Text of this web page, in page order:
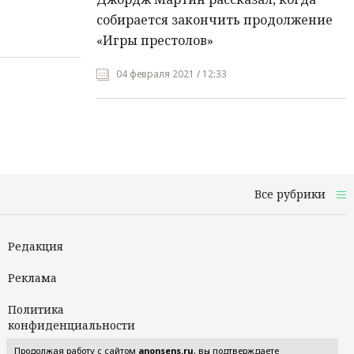
собирается закончить продолжение
«Игры престолов»
04 февраля 2021 / 12:33
Все рубрики
Редакция
Реклама
Политика
конфиденциальности
Продолжая работу с сайтом anonsens.ru, вы подтверждаете